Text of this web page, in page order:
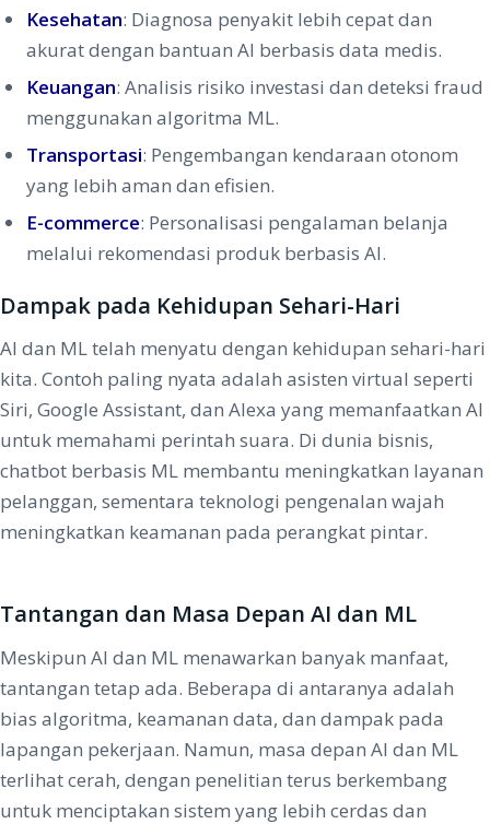
Kesehatan: Diagnosa penyakit lebih cepat dan
akurat dengan bantuan AI berbasis data medis.
Keuangan: Analisis risiko investasi dan deteksi fraud
menggunakan algoritma ML.
Transportasi: Pengembangan kendaraan otonom
yang lebih aman dan efisien.
E-commerce: Personalisasi pengalaman belanja
melalui rekomendasi produk berbasis AI.
Dampak pada Kehidupan Sehari-Hari
AI dan ML telah menyatu dengan kehidupan sehari-hari
kita. Contoh paling nyata adalah asisten virtual seperti
Siri, Google Assistant, dan Alexa yang memanfaatkan AI
untuk memahami perintah suara. Di dunia bisnis,
chatbot berbasis ML membantu meningkatkan layanan
pelanggan, sementara teknologi pengenalan wajah
meningkatkan keamanan pada perangkat pintar.
Tantangan dan Masa Depan AI dan ML
Meskipun AI dan ML menawarkan banyak manfaat,
tantangan tetap ada. Beberapa di antaranya adalah
bias algoritma, keamanan data, dan dampak pada
lapangan pekerjaan. Namun, masa depan AI dan ML
terlihat cerah, dengan penelitian terus berkembang
untuk menciptakan sistem yang lebih cerdas dan